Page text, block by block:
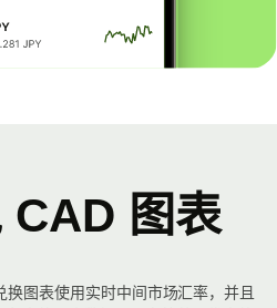
CAD 图表
换图表使用实时中间市场汇率，并且